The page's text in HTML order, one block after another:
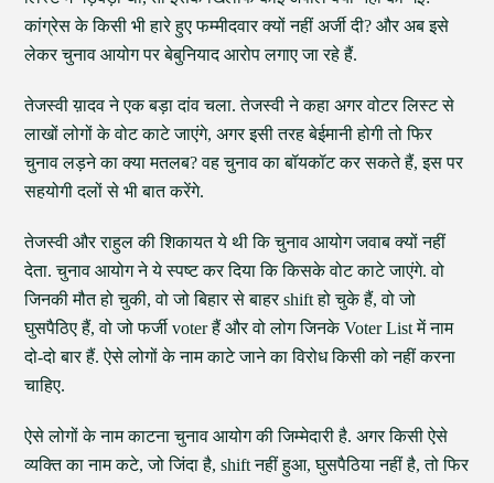
कांग्रेस के किसी भी हारे हुए फम्मीदवार क्यों नहीं अर्जी दी? और अब इसे
लेकर चुनाव आयोग पर बेबुनियाद आरोप लगाए जा रहे हैं.
तेजस्वी य़ादव ने एक बड़ा दांव चला. तेजस्वी ने कहा अगर वोटर लिस्ट से
लाखों लोगों के वोट काटे जाएंगे, अगर इसी तरह बेईमानी होगी तो फिर
चुनाव लड़ने का क्या मतलब? वह चुनाव का बॉयकॉट कर सकते हैं, इस पर
सहयोगी दलों से भी बात करेंगे.
तेजस्वी और राहुल की शिकायत ये थी कि चुनाव आयोग जवाब क्यों नहीं
देता. चुनाव आयोग ने ये स्पष्ट कर दिया कि किसके वोट काटे जाएंगे. वो
जिनकी मौत हो चुकी, वो जो बिहार से बाहर shift हो चुके हैं, वो जो
घुसपैठिए हैं, वो जो फर्जी voter हैं और वो लोग जिनके Voter List में नाम
दो-दो बार हैं. ऐसे लोगों के नाम काटे जाने का विरोध किसी को नहीं करना
चाहिए.
ऐसे लोगों के नाम काटना चुनाव आयोग की जिम्मेदारी है. अगर किसी ऐसे
व्यक्ति का नाम कटे, जो जिंदा है, shift नहीं हुआ, घुसपैठिया नहीं है, तो फिर